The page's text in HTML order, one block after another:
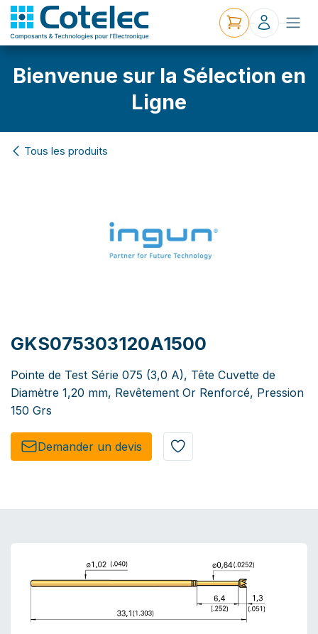
Bienvenue sur la Sélection en
Ligne
Tous les produits
GKS075303120A1500
Pointe de Test Série 075 (3,0 A), Tête Cuvette de
Diamètre 1,20 mm, Revêtement Or Renforcé, Pression
150 Grs
Demander un de​​vis​​